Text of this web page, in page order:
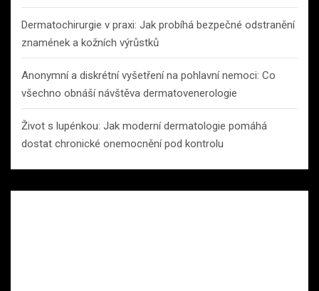
Dermatochirurgie v praxi: Jak probíhá bezpečné odstranění
znamének a kožních výrůstků
Anonymní a diskrétní vyšetření na pohlavní nemoci: Co
všechno obnáší návštěva dermatovenerologie
Život s lupénkou: Jak moderní dermatologie pomáhá
dostat chronické onemocnění pod kontrolu